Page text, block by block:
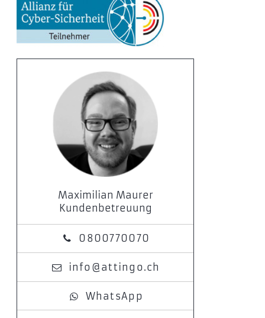
Maximilian Maurer
Kundenbetreuung
0800770070
info@attingo.ch
WhatsApp